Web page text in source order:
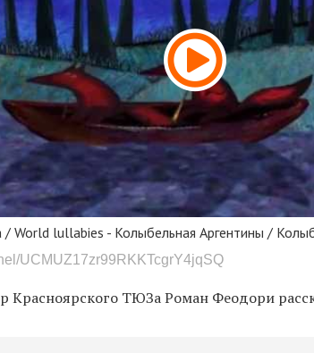
World lullabies - Колыбельная Аргентины /
UCMUZ17zr99RKKTcgrY4jqSQ
Красноярского ТЮЗа Роман Феодори